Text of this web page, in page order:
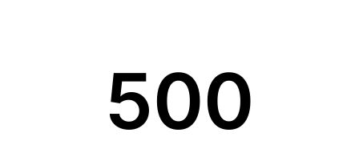
500